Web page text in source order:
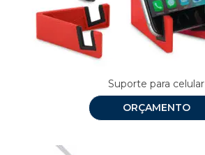
Suporte para celular
ORÇAMENTO